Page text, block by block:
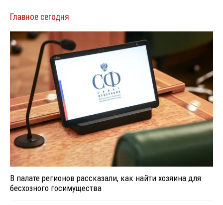
Главное сегодня
В палате регионов рассказали, как найти хозяина для
бесхозного госимущества